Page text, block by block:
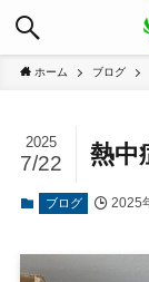
ホーム ブログ
熱中
2025
7/22
ブログ 2025